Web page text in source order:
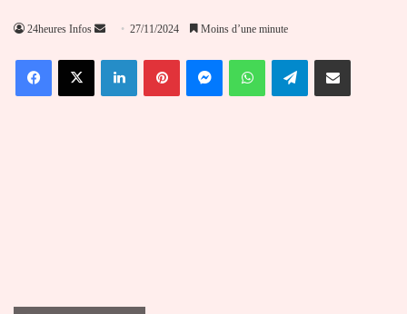
24heures Infos
Envoyer
courriel
27/11/2024 Moins d’une minute
FacebookX LinkedinPinterestMessengerWhatsAppTelegramPartager par email